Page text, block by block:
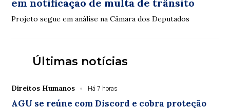
em notificação de multa de trânsito
Projeto segue em análise na Câmara dos Deputados
Últimas notícias
Direitos Humanos Há 7 horas
AGU se reúne com Discord e cobra proteção